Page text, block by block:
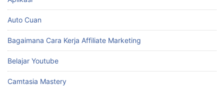
Auto Cuan
Bagaimana Cara Kerja Affiliate Marketing
Belajar Youtube
Camtasia Mastery